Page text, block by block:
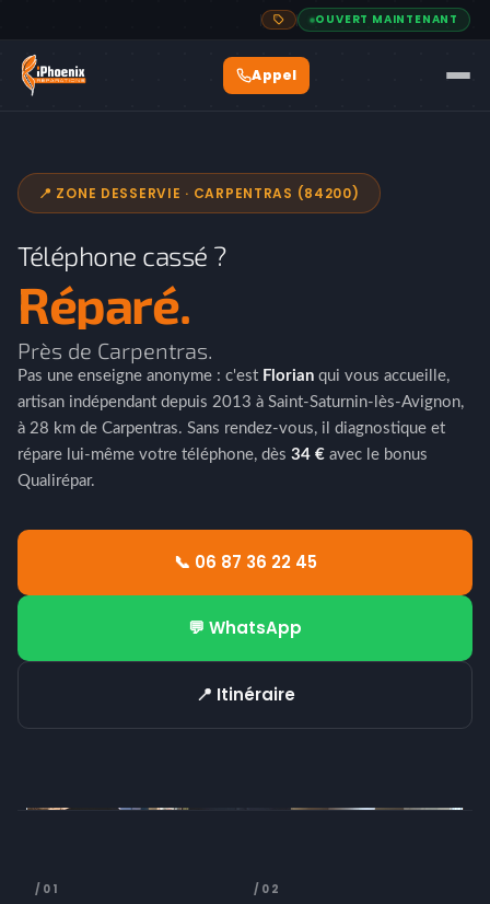
OUVERT MAINTENANT
📍 ZONE DESSERVIE · CARPENTRAS (84200)
Téléphone cassé ?
Réparé.
Près de Carpentras.
Pas une enseigne anonyme : c'est Florian qui vous accueille,
artisan indépendant depuis 2013 à Saint-Saturnin-lès-Avignon,
à 28 km de Carpentras. Sans rendez-vous, il diagnostique et
répare lui-même votre téléphone, dès 34 € avec le bonus
Qualirépar.
📞 06 87 36 22 45
💬 WhatsApp
📍 Itinéraire
/01 /02